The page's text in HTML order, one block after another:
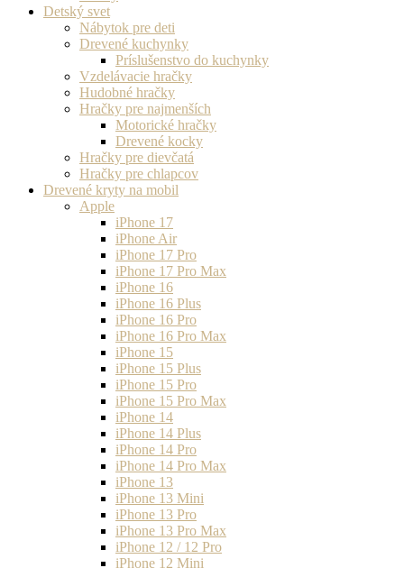
Detský svet
Nábytok pre deti
Drevené kuchynky
Príslušenstvo do kuchynky
Vzdelávacie hračky
Hudobné hračky
Hračky pre najmenších
Motorické hračky
Drevené kocky
Hračky pre dievčatá
Hračky pre chlapcov
Drevené kryty na mobil
Apple
iPhone 17
iPhone Air
iPhone 17 Pro
iPhone 17 Pro Max
iPhone 16
iPhone 16 Plus
iPhone 16 Pro
iPhone 16 Pro Max
iPhone 15
iPhone 15 Plus
iPhone 15 Pro
iPhone 15 Pro Max
iPhone 14
iPhone 14 Plus
iPhone 14 Pro
iPhone 14 Pro Max
iPhone 13
iPhone 13 Mini
iPhone 13 Pro
iPhone 13 Pro Max
iPhone 12 / 12 Pro
iPhone 12 Mini